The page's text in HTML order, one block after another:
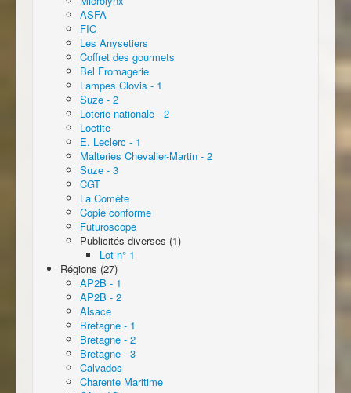
ASFA
FIC
Les Anysetiers
Coffret des gourmets
Bel Fromagerie
Lampes Clovis - 1
Suze - 2
Loterie nationale - 2
Loctite
E. Leclerc - 1
Malteries Chevalier-Martin - 2
Suze - 3
CGT
La Comète
Copie conforme
Futuroscope
Publicités diverses (1)
Lot n° 1
Régions (27)
AP2B - 1
AP2B - 2
Alsace
Bretagne - 1
Bretagne - 2
Bretagne - 3
Calvados
Charente Maritime